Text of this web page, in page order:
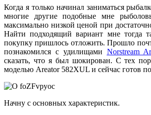
Когда я только начинал заниматься
многие другие подобные мне
максимально низкой ценой при
Найти подходящий вариант мне тогда
покупку пришлось отложить. Прошло
познакомился с удилищами Norstream
сказать, что я был шокирован. С тех
моделью Areator 582XUL и сейчас готов
Начну с основных характеристик.